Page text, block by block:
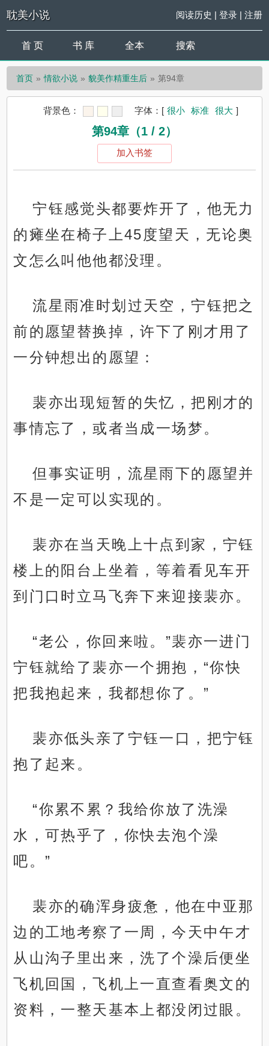
耽美小说 阅读历史 | 登录| 注册
首 页 书 库 全本 搜索
首页 情欲小说 貌美作精重生后 第94章
背景色： 字体： [ 很小 标准 很大 ]
第94章（1 / 2）
加入书签
宁钰感觉头都要炸开了，他无力
的瘫坐在椅子上45度望天，无论奥
文怎么叫他他都没理。
流星雨准时划过天空，宁钰把之
前的愿望替换掉，许下了刚才用了
一分钟想出的愿望：
裴亦出现短暂的失忆，把刚才的
事情忘了，或者当成一场梦。
但事实证明，流星雨下的愿望并
不是一定可以实现的。
裴亦在当天晚上十点到家，宁钰
楼上的阳台上坐着，等着看见车开
到门口时立马飞奔下来迎接裴亦。
“老公，你回来啦。”裴亦一进门
宁钰就给了裴亦一个拥抱，“你快
把我抱起来，我都想你了。”
裴亦低头亲了宁钰一口，把宁钰
抱了起来。
“你累不累？我给你放了洗澡
水，可热乎了，你快去泡个澡
吧。”
裴亦的确浑身疲惫，他在中亚那
边的工地考察了一周，今天中午才
从山沟子里出来，洗了个澡后便坐
飞机回国，飞机上一直查看奥文的
资料，一整天基本上都没闭过眼。